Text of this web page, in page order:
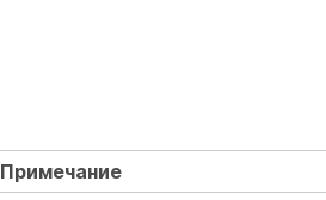
Примечание